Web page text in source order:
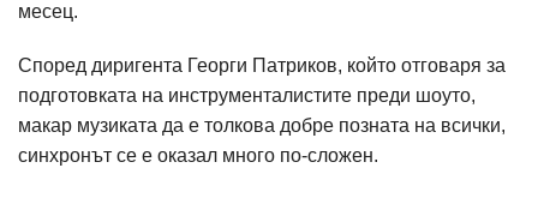
месец.
Според диригента Георги Патриков, който отговаря за
подготовката на инструменталистите преди шоуто,
макар музиката да е толкова добре позната на всички,
синхронът се е оказал много по-сложен.